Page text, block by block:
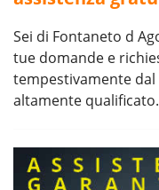
Sei di Fontaneto d
tue domande e
tempestivamente
altamente qualificato.